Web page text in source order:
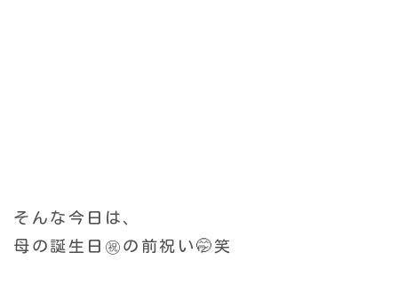
そんな今日は、
母の誕生日㊗️の前祝い🤭笑